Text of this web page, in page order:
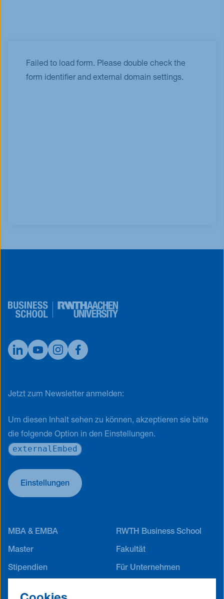
Failed to load form. Please double check the
form identifier and external domain settings.
Jetzt zum Newsletter anmelden:
Um diesen Inhalt sehen zu können, akzeptieren sie bitte
die folgende Option in den Einstellungen.
externalEmbed
Einstellungen
MBA & EMBA RWTH Business School
Master Fakultät
Stipendien Für Unternehmen